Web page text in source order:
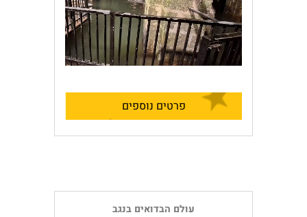
פרטים נוספים
עולם הבדואים בנגב